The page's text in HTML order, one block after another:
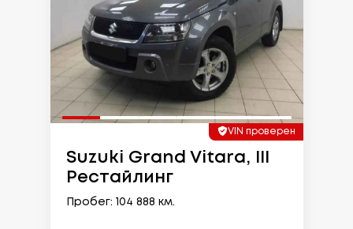
VIN проверен
Suzuki Grand Vitara, III
Рестайлинг
Пробег: 104 888 км.